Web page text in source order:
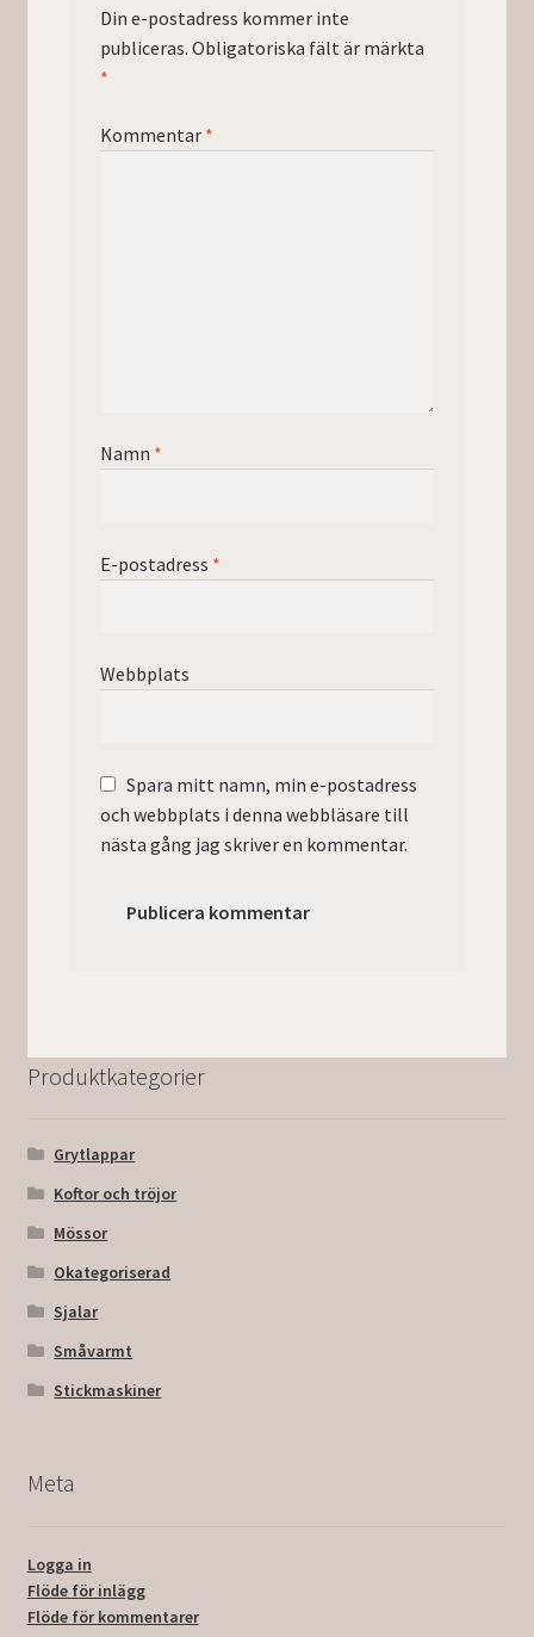
Din e-postadress kommer inte
publiceras. Obligatoriska fält är märkta
*
Kommentar *
Namn *
E-postadress *
Webbplats
Spara mitt namn, min e-postadress
och webbplats i denna webbläsare till
nästa gång jag skriver en kommentar.
Produktkategorier
Grytlappar
Koftor och tröjor
Mössor
Okategoriserad
Sjalar
Småvarmt
Stickmaskiner
Meta
Logga in
Flöde för inlägg
Flöde för kommentarer